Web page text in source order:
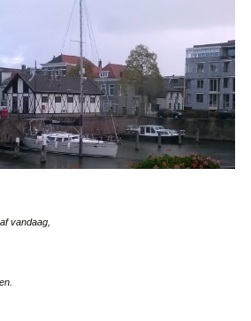
vandaag,